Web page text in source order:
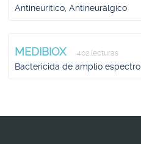
Antineurítico, Antineurálgico
MEDIBIOX 402 lecturas
Bactericida de amplio espectro